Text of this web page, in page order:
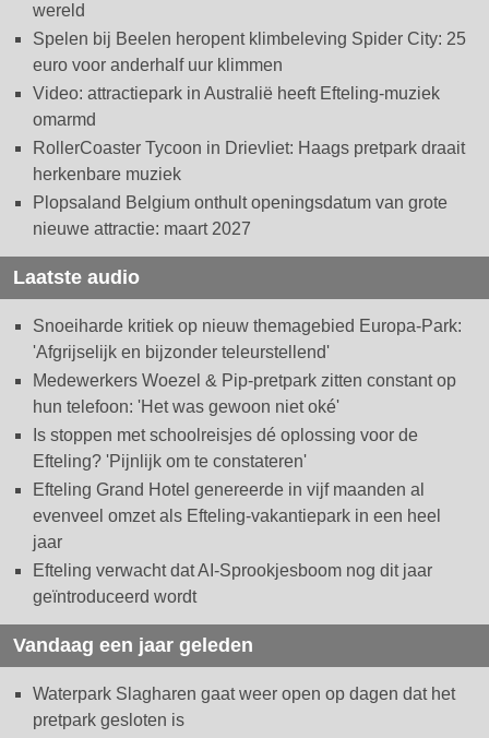
wereld
Spelen bij Beelen heropent klimbeleving Spider City: 25
euro voor anderhalf uur klimmen
Video: attractiepark in Australië heeft Efteling-muziek
omarmd
RollerCoaster Tycoon in Drievliet: Haags pretpark draait
herkenbare muziek
Plopsaland Belgium onthult openingsdatum van grote
nieuwe attractie: maart 2027
Laatste audio
Snoeiharde kritiek op nieuw themagebied Europa-Park:
'Afgrijselijk en bijzonder teleurstellend'
Medewerkers Woezel & Pip-pretpark zitten constant op
hun telefoon: 'Het was gewoon niet oké'
Is stoppen met schoolreisjes dé oplossing voor de
Efteling? 'Pijnlijk om te constateren'
Efteling Grand Hotel genereerde in vijf maanden al
evenveel omzet als Efteling-vakantiepark in een heel
jaar
Efteling verwacht dat AI-Sprookjesboom nog dit jaar
geïntroduceerd wordt
Vandaag een jaar geleden
Waterpark Slagharen gaat weer open op dagen dat het
pretpark gesloten is